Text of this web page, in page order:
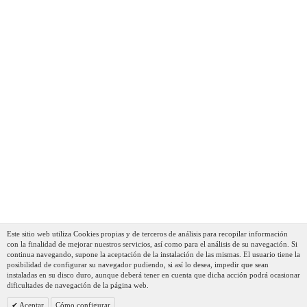
Este sitio web utiliza Cookies propias y de terceros de análisis para recopilar información
con la finalidad de mejorar nuestros servicios, así como para el análisis de su navegación. Si
continua navegando, supone la aceptación de la instalación de las mismas. El usuario tiene la
posibilidad de configurar su navegador pudiendo, si así lo desea, impedir que sean
instaladas en su disco duro, aunque deberá tener en cuenta que dicha acción podrá ocasionar
dificultades de navegación de la página web.
Aceptar Cómo configurar